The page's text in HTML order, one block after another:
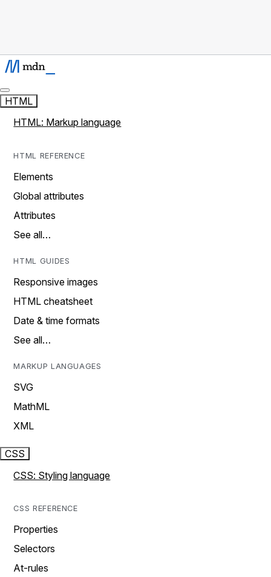
HTML
HTML: Markup language
HTML REFERENCE
Elements
Global attributes
Attributes
See all…
HTML GUIDES
Responsive images
HTML cheatsheet
Date & time formats
See all…
MARKUP LANGUAGES
SVG
MathML
XML
CSS
CSS: Styling language
CSS REFERENCE
Properties
Selectors
At-rules